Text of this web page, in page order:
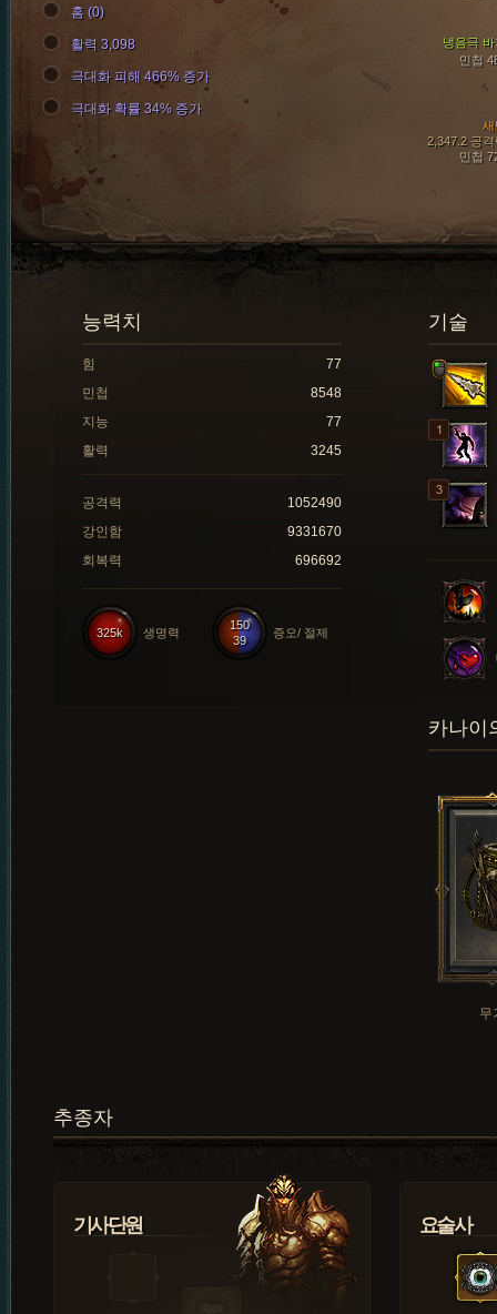
냉음극 바
민첩
새
2,347.2 공격
민첩
홈 (0)
활력 3,098
극대화 피해 466% 증가
극대화 확률 34% 증가
기술
능력치
힘
77
민첩
8548
지능
77
활력
3245
공격력
1052490
강인함
9331670
회복력
696692
150
39
증오/ 절제
325k 생명력
카나이
무
추종자
기사단원 요술사